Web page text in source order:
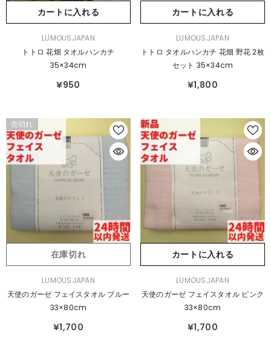
カートに入れる
LUMOUSJAPAN
トトロ 花畑 タオルハンカチ
35×34cm
¥950
カートに入れる
売
LUMOUSJAPAN
トトロ タオルハンカチ 花畑 野花 2枚
セット 35×34cm
¥1,800
売切れ
在庫切れ
売
LUMOUSJAPAN
天使のガーゼ フェイスタオル ブルー
33×80cm
¥1,700
カートに入れる
売
LUMOUSJAPAN
天使のガーゼ フェイスタオル ピンク
33×80cm
¥1,700